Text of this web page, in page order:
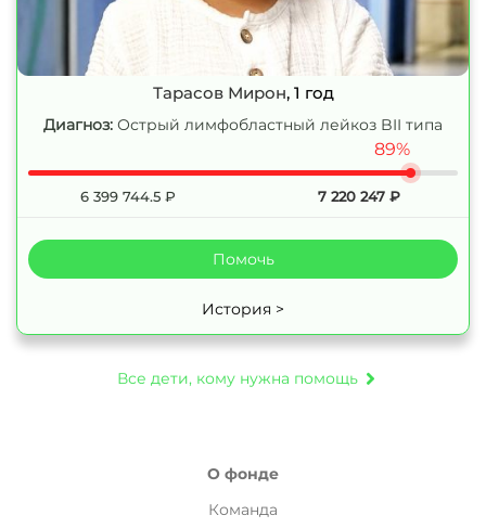
Тарасов Мирон, 1 год
Диагноз: Острый лимфобластный лейкоз BII типа
89%
6 399 744.5₽ 7 220 247₽
Помочь
История >
Все дети, кому нужна помощь
О фонде
Команда